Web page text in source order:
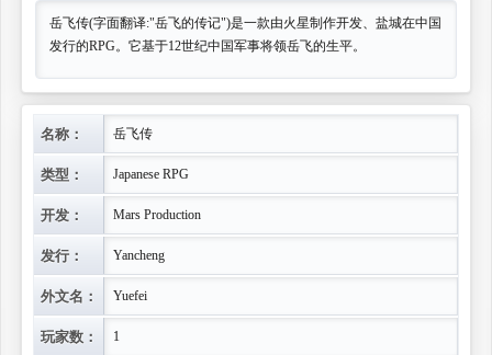
岳飞传(字面翻译:"岳飞的传记")是一款由火星制作开发、盐城在中国
发行的RPG。它基于12世纪中国军事将领岳飞的生平。
名称： 岳飞传
类型： Japanese RPG
开发： Mars Production
发行： Yancheng
外文名： Yuefei
玩家数： 1